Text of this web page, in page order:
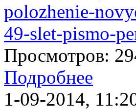
polozhenie-
49-slet-pismo-
Просмотров:
Подробнее
1-09-2014,